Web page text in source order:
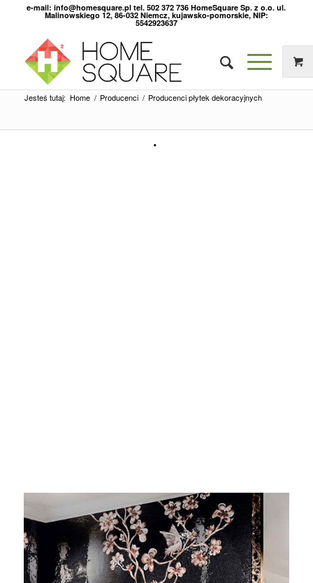
e-mail: info@homesquare.pl tel. 502 372 736 HomeSquare Sp. z o.o. ul.
Malinowskiego 12, 86-032 Niemcz, kujawsko-pomorskie, NIP:
5542923637
Jesteś tutaj: Home / Producenci / Producenci płytek dekoracyjnych